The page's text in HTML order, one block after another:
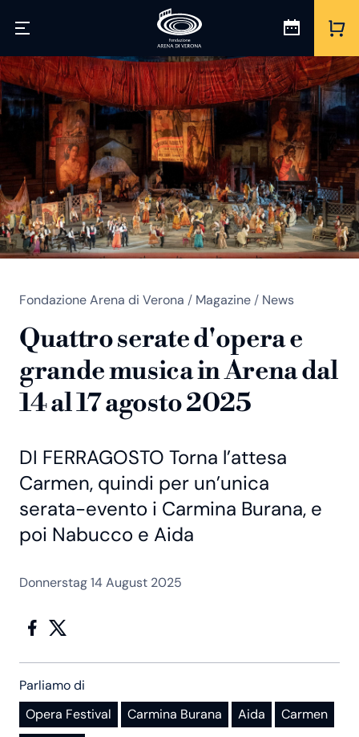
Fondazione Arena di Verona / Magazine / News
Quattro serate d'opera e
grande musica in Arena dal
14 al 17 agosto 2025
DI FERRAGOSTO Torna l’attesa
Carmen, quindi per un’unica
serata-evento i Carmina Burana, e
poi Nabucco e Aida
Donnerstag 14 August 2025
Parliamo di
Opera Festival
Carmina Burana Aida
Carmen